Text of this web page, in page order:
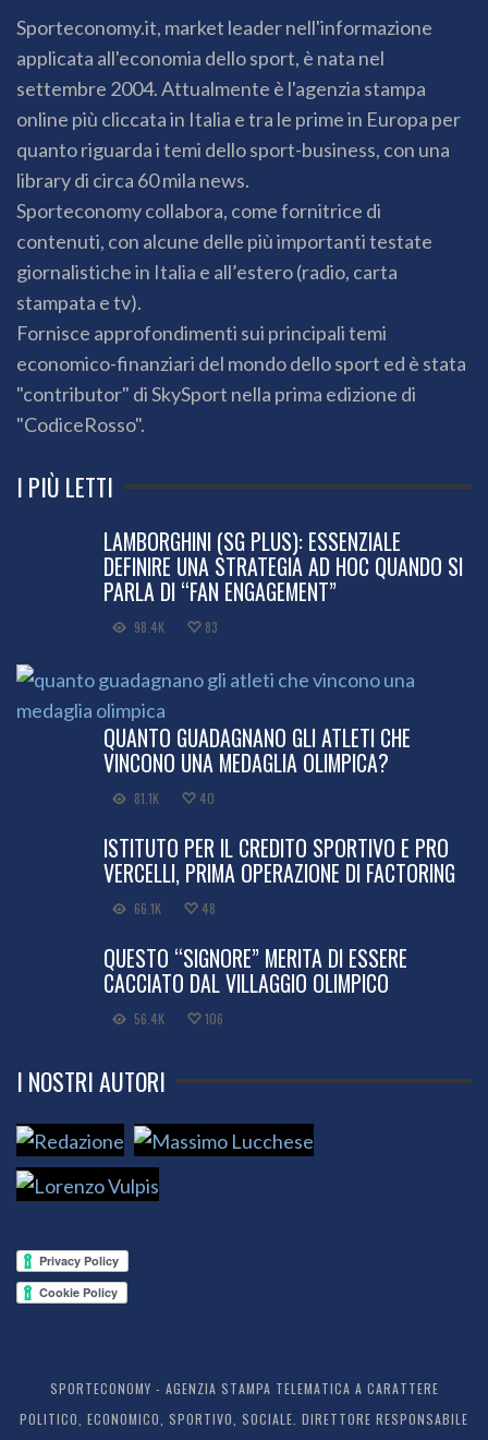
Sporteconomy.it, market leader nell'informazione
applicata all'economia dello sport, è nata nel
settembre 2004. Attualmente è l'agenzia stampa
online più cliccata in Italia e tra le prime in Europa per
quanto riguarda i temi dello sport-business, con una
library di circa 60 mila news.
Sporteconomy collabora, come fornitrice di
contenuti, con alcune delle più importanti testate
giornalistiche in Italia e all’estero (radio, carta
stampata e tv).
Fornisce approfondimenti sui principali temi
economico-finanziari del mondo dello sport ed è stata
"contributor" di SkySport nella prima edizione di
"CodiceRosso".
I PIÙ LETTI
LAMBORGHINI (SG PLUS): ESSENZIALE
DEFINIRE UNA STRATEGIA AD HOC QUANDO SI
PARLA DI “FAN ENGAGEMENT”
98.4K 83
QUANTO GUADAGNANO GLI ATLETI CHE
VINCONO UNA MEDAGLIA OLIMPICA?
81.1K 40
ISTITUTO PER IL CREDITO SPORTIVO E PRO
VERCELLI, PRIMA OPERAZIONE DI FACTORING
66.1K 48
QUESTO “SIGNORE” MERITA DI ESSERE
CACCIATO DAL VILLAGGIO OLIMPICO
56.4K 106
I NOSTRI AUTORI
SPORTECONOMY - AGENZIA STAMPA TELEMATICA A CARATTERE
POLITICO, ECONOMICO, SPORTIVO, SOCIALE. DIRETTORE RESPONSABILE